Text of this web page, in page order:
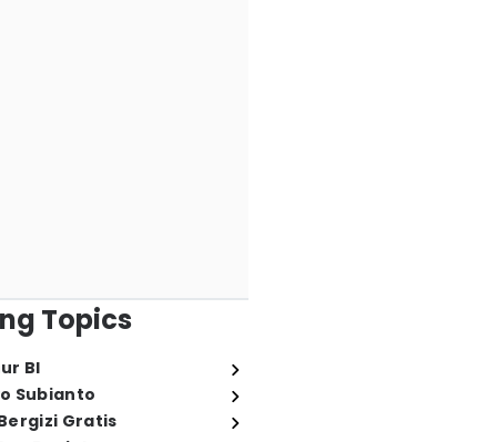
Topics
BI
Subianto
Gratis